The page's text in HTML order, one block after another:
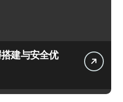
建与安全优